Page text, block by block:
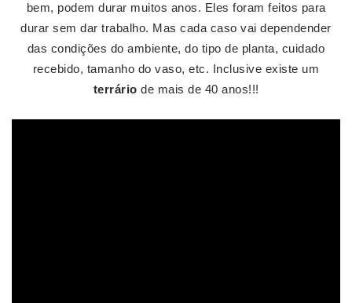
bem, podem durar muitos anos. Eles foram feitos para
durar sem dar trabalho. Mas cada caso vai dependender
das condições do ambiente, do tipo de planta, cuidado
recebido, tamanho do vaso, etc. Inclusive existe um
terrário de mais de 40 anos!!!